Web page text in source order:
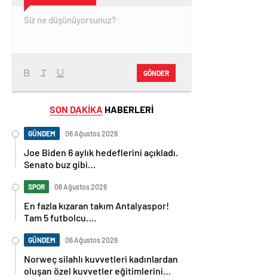
GÖNDER
SON DAKİKA HABERLERİ
GÜNDEM 06 Ağustos 2026
Joe Biden 6 aylık hedeflerini açıkladı.
Senato buz gibi…
SPOR 06 Ağustos 2026
En fazla kızaran takım Antalyaspor!
Tam 5 futbolcu….
GÜNDEM 06 Ağustos 2026
Norweç silahlı kuvvetleri kadınlardan
oluşan özel kuvvetler eğitimlerini